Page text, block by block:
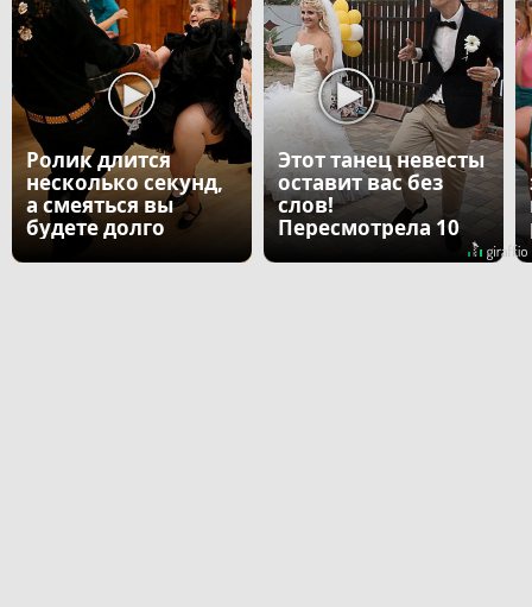
Ролик длится
несколько секунд,
а смеяться вы
будете долго
Этот танец невесты
оставит вас без
слов!
Пересмотрела 10